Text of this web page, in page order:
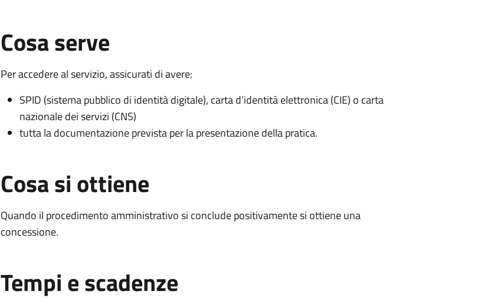
Cosa serve
Per accedere al servizio, assicurati di avere:
SPID (sistema pubblico di identità digitale), carta d’identità elettronica (CIE) o carta
nazionale dei servizi (CNS)
tutta la documentazione prevista per la presentazione della pratica.
Cosa si ottiene
Quando il procedimento amministrativo si conclude positivamente si ottiene una
concessione.
Tempi e scadenze